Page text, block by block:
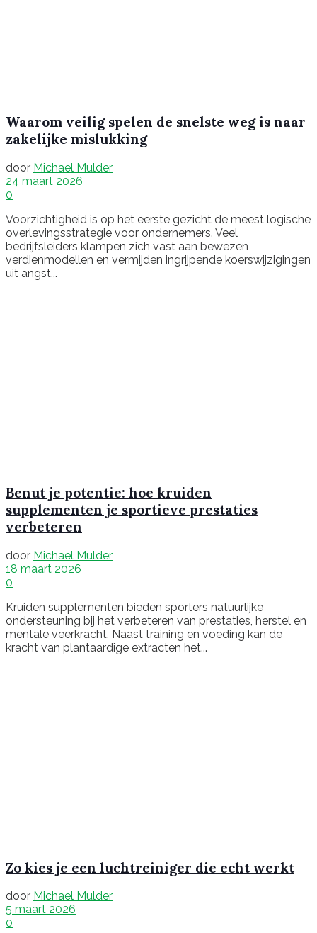
Waarom veilig spelen de snelste weg is naar
zakelijke mislukking
door Michael Mulder
24 maart 2026
0
Voorzichtigheid is op het eerste gezicht de meest logische
overlevingsstrategie voor ondernemers. Veel
bedrijfsleiders klampen zich vast aan bewezen
verdienmodellen en vermijden ingrijpende koerswijzigingen
uit angst...
Benut je potentie: hoe kruiden
supplementen je sportieve prestaties
verbeteren
door Michael Mulder
18 maart 2026
0
Kruiden supplementen bieden sporters natuurlijke
ondersteuning bij het verbeteren van prestaties, herstel en
mentale veerkracht. Naast training en voeding kan de
kracht van plantaardige extracten het...
Zo kies je een luchtreiniger die echt werkt
door Michael Mulder
5 maart 2026
0